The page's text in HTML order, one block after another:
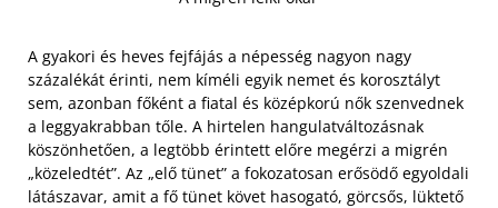
A gyakori és heves fejfájás a népesség nagyon nagy
százalékát érinti, nem kíméli egyik nemet és korosztályt
sem, azonban főként a fiatal és középkorú nők szenvednek
a leggyakrabban tőle. A hirtelen hangulatváltozásnak
köszönhetően, a legtöbb érintett előre megérzi a migrén
„közeledtét”. Az „elő tünet” a fokozatosan erősödő egyoldali
látászavar, amit a fő tünet követ hasogató, görcsős, lüktető